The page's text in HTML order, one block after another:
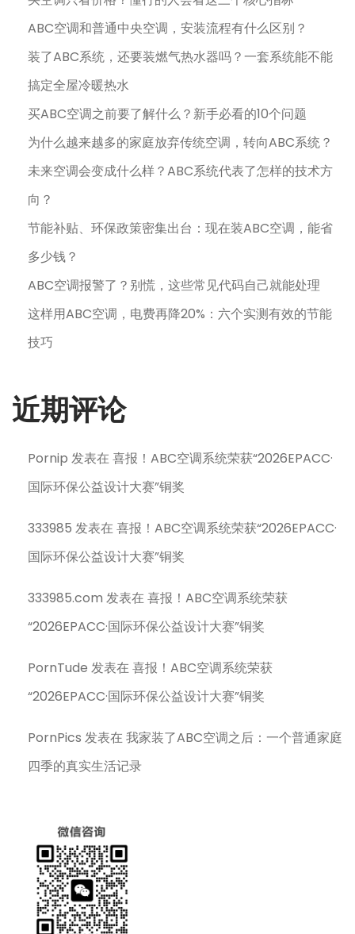
ABC空调和普通中央空调，安装流程有什么区别？
装了ABC系统，还要装燃气热水器吗？一套系统能不能
搞定全屋冷暖热水
买ABC空调之前要了解什么？新手必看的10个问题
为什么越来越多的家庭放弃传统空调，转向ABC系统？
未来空调会变成什么样？ABC系统代表了怎样的技术方
向？
节能补贴、环保政策密集出台：现在装ABC空调，能省
多少钱？
ABC空调报警了？别慌，这些常见代码自己就能处理
这样用ABC空调，电费再降20%：六个实测有效的节能
技巧
近期评论
Pornip 发表在喜报！ABC空调系统荣获“2026EPACC·
国际环保公益设计大赛”铜奖
333985 发表在喜报！ABC空调系统荣获“2026EPACC·
国际环保公益设计大赛”铜奖
333985.com 发表在喜报！ABC空调系统荣获
“2026EPACC·国际环保公益设计大赛”铜奖
PornTude 发表在喜报！ABC空调系统荣获
“2026EPACC·国际环保公益设计大赛”铜奖
PornPics 发表在我家装了ABC空调之后：一个普通家庭
四季的真实生活记录